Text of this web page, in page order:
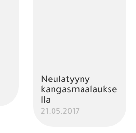
Neulatyyny
kangasmaalaukse
lla
21.05.2017